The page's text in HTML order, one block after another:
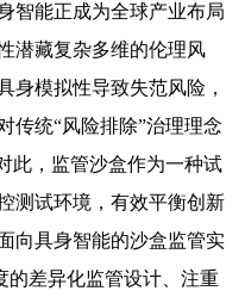
智能正成为全球产业布局
潜藏复杂多维的伦理风
身模拟性导致失范风险，
传统“风险排除”治理理念
此，监管沙盒作为一种试
测试环境，有效平衡创新
向具身智能的沙盒监管实
的差异化监管设计、注重